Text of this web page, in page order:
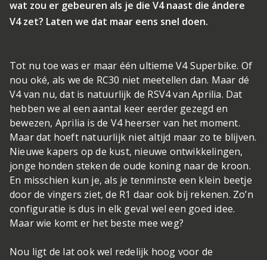
wat zou er gebeuren als je die V4 naast die ándere
V4 zet? Laten we dat maar eens snel doen.
Tot nu toe was er maar één ultieme V4 Superbike. Of
nou oké, als we de RC30 niet meetellen dan. Maar dé
V4 van nu, dat is natuurlijk de RSV4 van Aprilia. Dat
hebben we al een aantal keer eerder gezegd en
bewezen, Aprilia is de V4 heerser van het moment.
Maar dat hoeft natuurlijk niet altijd maar zo te blijven.
Nieuwe kapers op de kust, nieuwe ontwikkelingen,
jonge honden steken de oude koning naar de kroon.
En misschien kun je, als je tenminste een klein beetje
door de vingers ziet, de R1 daar ook bij rekenen. Zo’n
configuratie is dus in elk geval wel een goed idee.
Maar wie komt er het beste mee weg?
Nou ligt de lat ook wel redelijk hoog voor de